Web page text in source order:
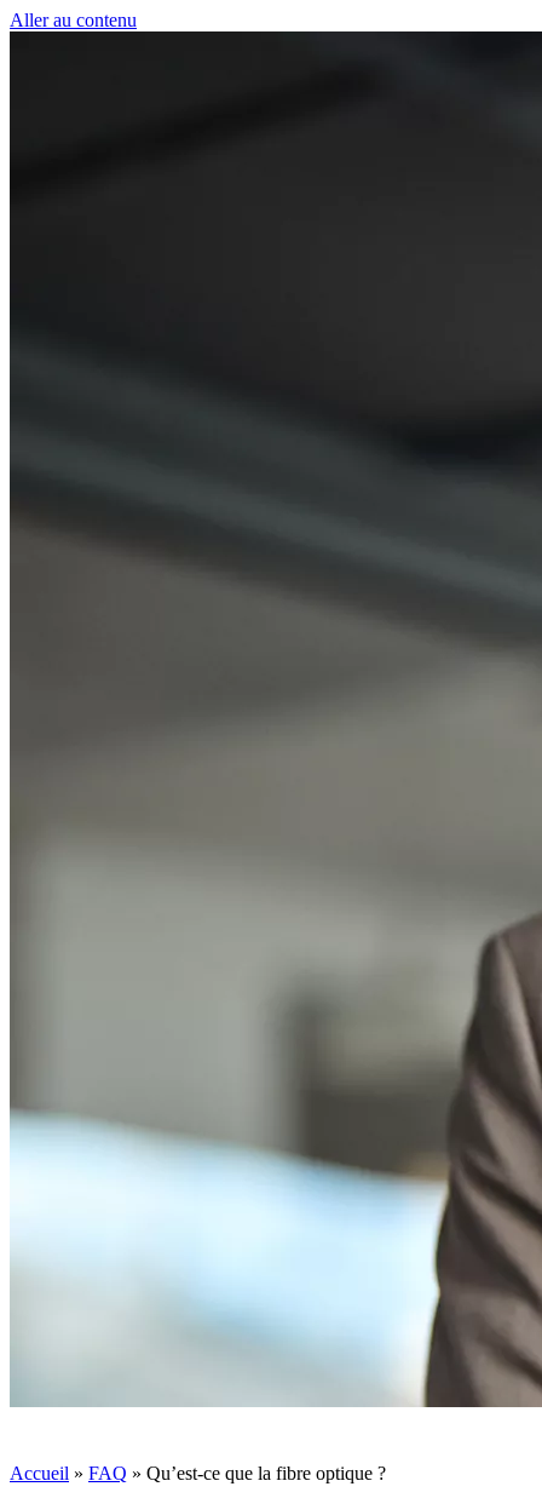
Aller au contenu
Accueil » FAQ » Qu’est-ce que la fibre optique ?
Panneau de gestion des cookies